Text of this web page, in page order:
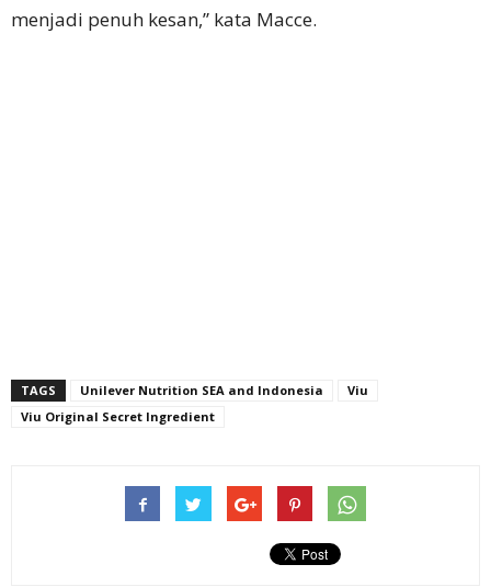
menjadi penuh kesan,” kata Macce.
TAGS Unilever Nutrition SEA and Indonesia
Viu
Viu Original Secret Ingredient